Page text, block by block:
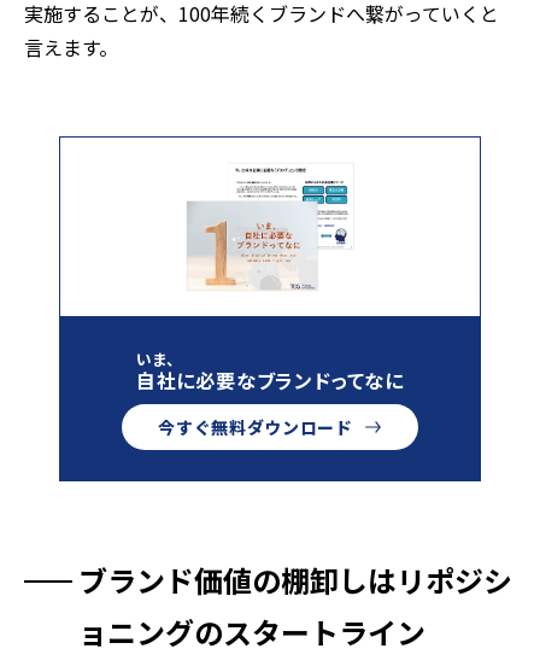
実施することが、100年続くブランドへ繋がっていくと
言えます。
いま、
自社に必要なブランドってなに
今すぐ無料ダウンロード
ブランド価値の棚卸しはリポジシ
ョニングのスタートライン